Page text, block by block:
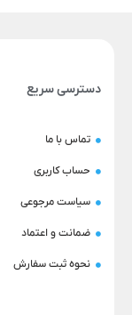
دسترسی سریع
تماس با ما
حساب کاربری
سیاست مرجوعی
ضمانت و اعتماد
نحوه ثبت سفارش